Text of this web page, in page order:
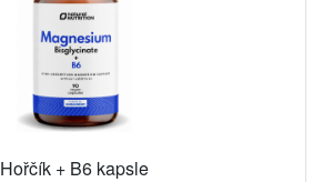
Hořčík + B6 kapsle